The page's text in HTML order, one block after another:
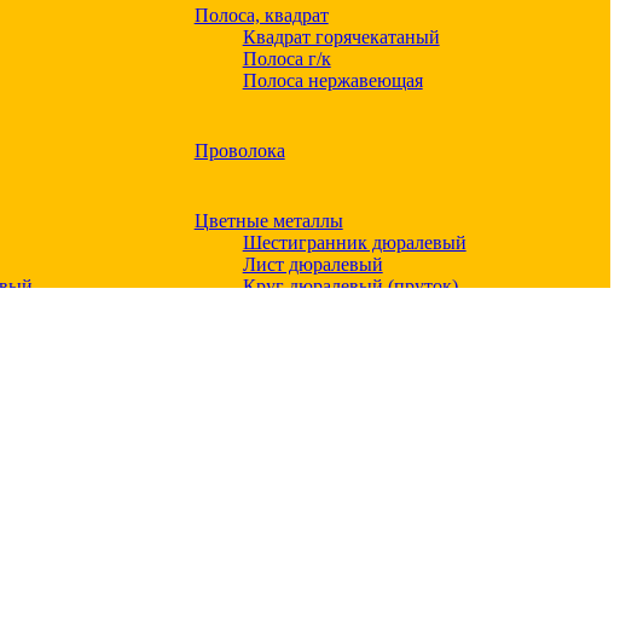
Полоса, квадрат
Квадрат горячекатаный
Полоса г/к
Полоса нержавеющая
Проволока
Цветные металлы
Шестигранник дюралевый
Лист дюралевый
Круг дюралевый (пруток)